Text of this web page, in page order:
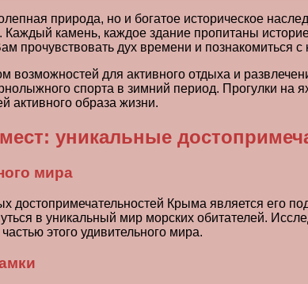
природа, но и богатое историческое
Каждый камень, каждое здание пропитаны
прочувствовать дух времени и познакомиться
возможностей для активного отдыха и
спорта в зимний период. Прогулки
активного образа жизни.
уникальные
мира
достопримечательностей Крыма является его
в уникальный мир морских обитателей.
этого удивительного мира.